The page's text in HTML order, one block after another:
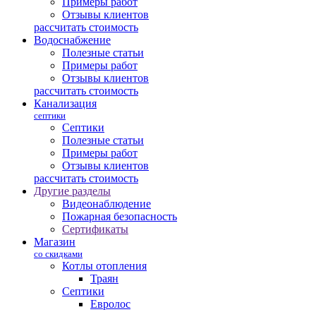
Отзывы клиентов
рассчитать стоимость
Водоснабжение
Полезные статьи
Примеры работ
Отзывы клиентов
рассчитать стоимость
Канализация
септики
Септики
Полезные статьи
Примеры работ
Отзывы клиентов
рассчитать стоимость
Другие разделы
Видеонаблюдение
Пожарная безопасность
Сертификаты
Магазин
со скидками
Котлы отопления
Траян
Септики
Евролос